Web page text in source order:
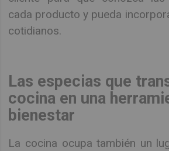
cada producto y pueda
cotidianos.
Las especias que
cocina en una
bienestar
La cocina ocupa también un